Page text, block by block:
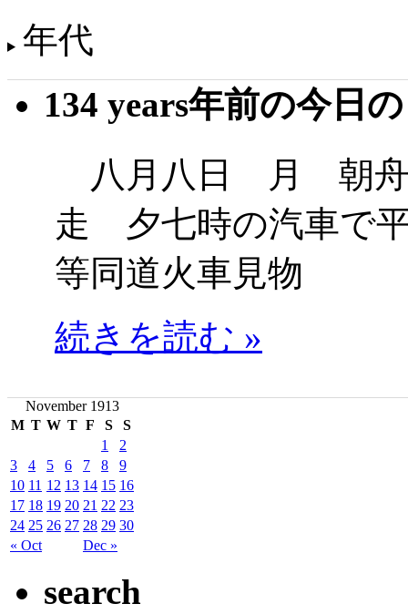
年代
134 years年前の今日
八月八日 月 朝舟
走 夕七時の汽車で
等同道火車見物
続きを読む »
November 1913
M T W T F S S
« Oct Dec »
1
2
3
4 5 6 7 8
9
10 11 12 13 14 15 16
17 18 19 20 21 22 23
24 25 26 27 28 29 30
search